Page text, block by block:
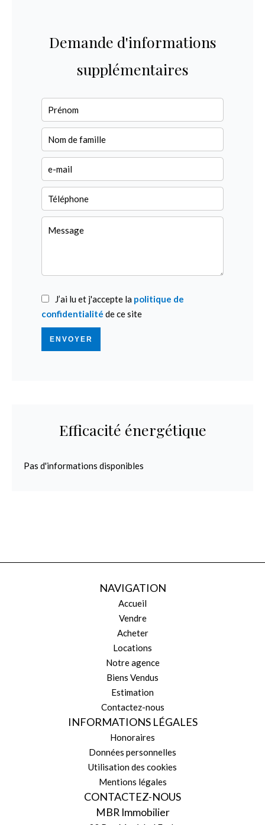
Demande d'informations
supplémentaires
J’ai lu et j'accepte la politique de
confidentialité de ce site
ENVOYER
Efficacité énergétique
Pas d'informations disponibles
NAVIGATION
Accueil
Vendre
Acheter
Locations
Notre agence
Biens Vendus
Estimation
Contactez-nous
INFORMATIONS LÉGALES
Honoraires
Données personnelles
Utilisation des cookies
Mentions légales
CONTACTEZ-NOUS
MBR Immobilier